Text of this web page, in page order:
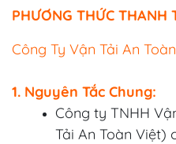
PHƯƠNG THỨC THANH
Công Ty Vận Tải An
1. Nguyên Tắc Chung:
Công ty TNHH
Tải An Toàn Việt)